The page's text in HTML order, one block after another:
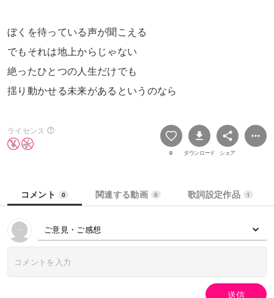
ぼくを待っている声が聞こえる
でもそれは地上からじゃない
絶ったひとつの人生だけでも
揺り動かせる未来があるというのなら
ライセンス
0 ダウンロード シェア
コメント 0 関連する動画 0 歌詞設定作品 1
ご意見・ご感想
送信